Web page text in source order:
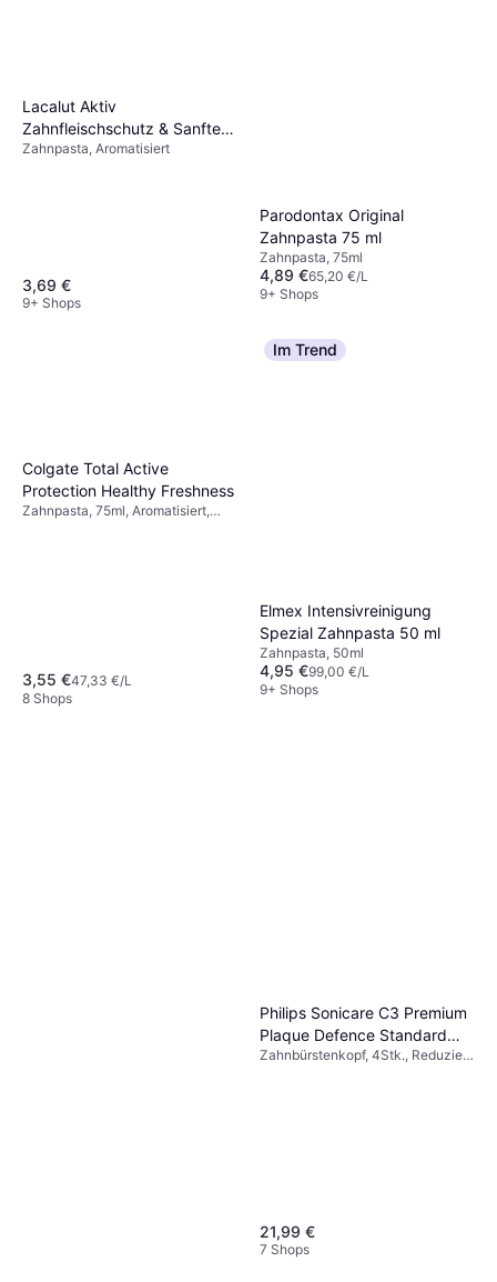
Lacalut Aktiv
Zahnfleischschutz & Sanftes
Weiß 75 ml
Zahnpasta, Aromatisiert
3,69 €
9+ Shops
Parodontax Original
Zahnpasta 75 ml
Zahnpasta, 75ml
4,89 €65,20 €/L
9+ Shops
Colgate Total Active
Protection Healthy Freshness
Zahnpasta, 75ml, Aromatisiert,
3,55 €47,33 €/L
8 Shops
Im Trend
Elmex Intensivreinigung
Spezial Zahnpasta 50 ml
Zahnpasta, 50ml
4,95 €99,00 €/L
9+ Shops
Philips Sonicare C3 Premium
Plaque Defence Standard
Sonic White 4-pack
Zahnbürstenkopf, 4Stk., Reduziert
21,99 €
7 Shops